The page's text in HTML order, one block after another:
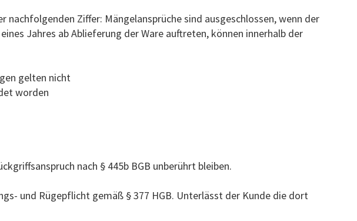
Ziffer: Mängelansprüche sind ausgeschlossen, wenn der
Jahres ab Ablieferung der Ware auftreten, können innerhalb der
gelten nicht
worden
nach § 445b BGB unberührt bleiben.
und Rügepflicht gemäß § 377 HGB. Unterlässt der Kunde die dort